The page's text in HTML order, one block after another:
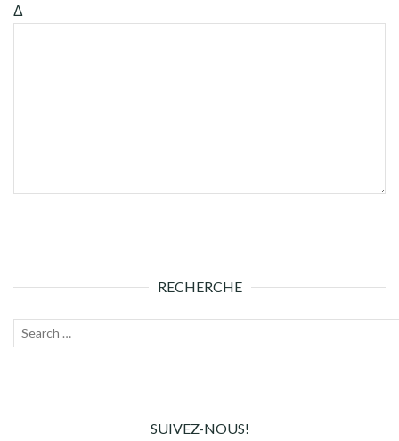
Δ
RECHERCHE
Recherche
SUIVEZ-NOUS!